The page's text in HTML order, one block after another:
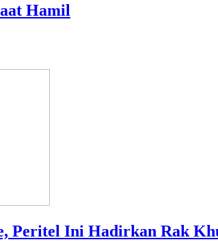
Hamil
Peritel Ini Hadirkan Rak